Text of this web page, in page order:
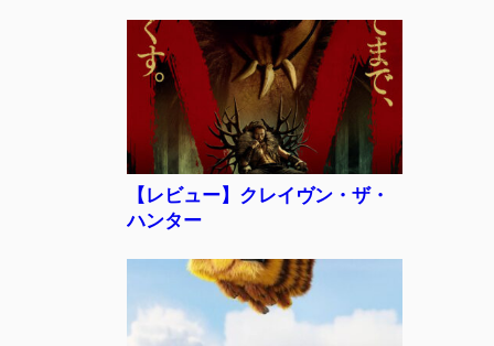
【レビュー】クレイヴン・ザ・
ハンター